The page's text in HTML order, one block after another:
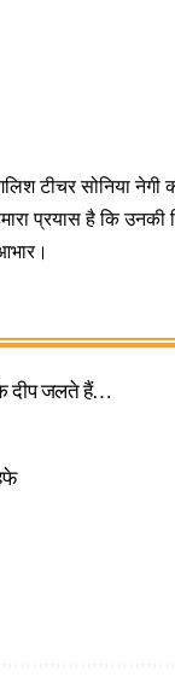
टीचर सोनिया नेगी
प्रयास है कि उनकी
के दीप जलते हैं…